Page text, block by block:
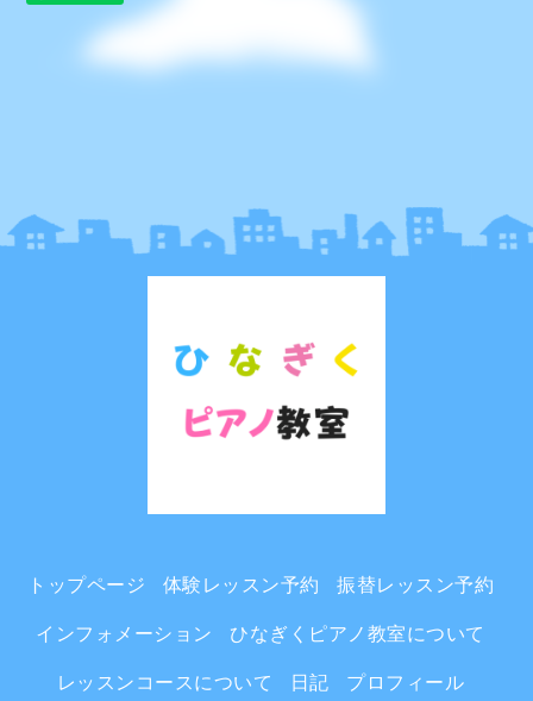
トップページ 体験レッスン予約 振替レッスン予約
インフォメーション ひなぎくピアノ教室について
レッスンコースについて 日記 プロフィール